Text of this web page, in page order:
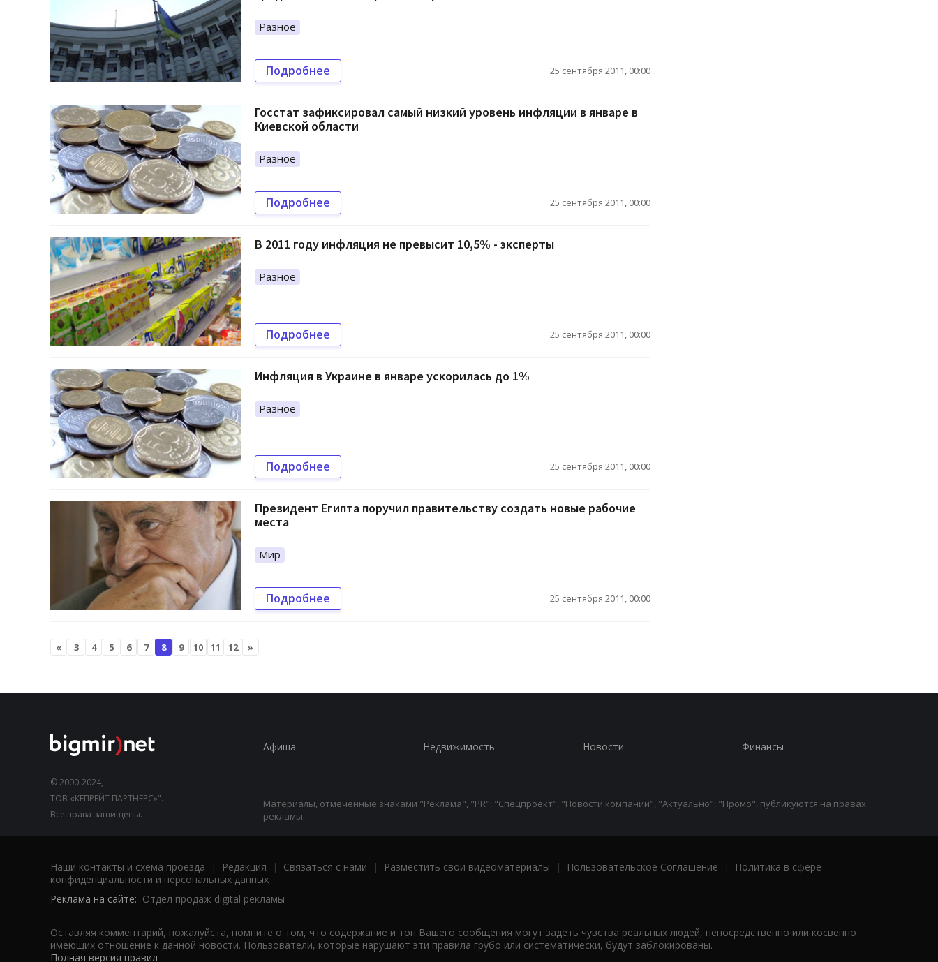
Разное
Подробнее 25 сентября 2011, 00:00
Госстат зафиксировал самый низкий уровень инфляции в январе в
Киевской области
Разное
Подробнее 25 сентября 2011, 00:00
В 2011 году инфляция не превысит 10,5% - эксперты
Разное
Подробнее 25 сентября 2011, 00:00
Инфляция в Украине в январе ускорилась до 1%
Разное
Подробнее 25 сентября 2011, 00:00
Президент Египта поручил правительству создать новые рабочие
места
Мир
Подробнее 25 сентября 2011, 00:00
« 3 4 5 6 7 8 9 10 11 12 »
© 2000-2024,
ТОВ «КЕПРЕЙТ ПАРТНЕРС»".
Все права защищены.
Афиша Недвижимость Новости Финансы
Материалы, отмеченные знаками "Реклама", "PR", "Спецпроект", "Новости компаний", "Актуально", "Промо", публикуются на правах
рекламы.
Наши контакты и схема проезда | Редакция | Связаться с нами | Разместить свои видеоматериалы | Пользовательское Соглашение |
Политика в сфере
конфиденциальности и персональных данных
Реклама на сайте: Отдел продаж digital рекламы
Оставляя комментарий, пожалуйста, помните о том, что содержание и тон Вашего сообщения могут задеть чувства реальных людей, непосредственно или косвенно
имеющих отношение к данной новости. Пользователи, которые нарушают эти правила грубо или систематически, будут заблокированы.
Полная версия правил